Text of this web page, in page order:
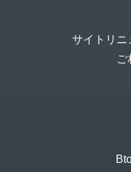
サイトリニ
ご